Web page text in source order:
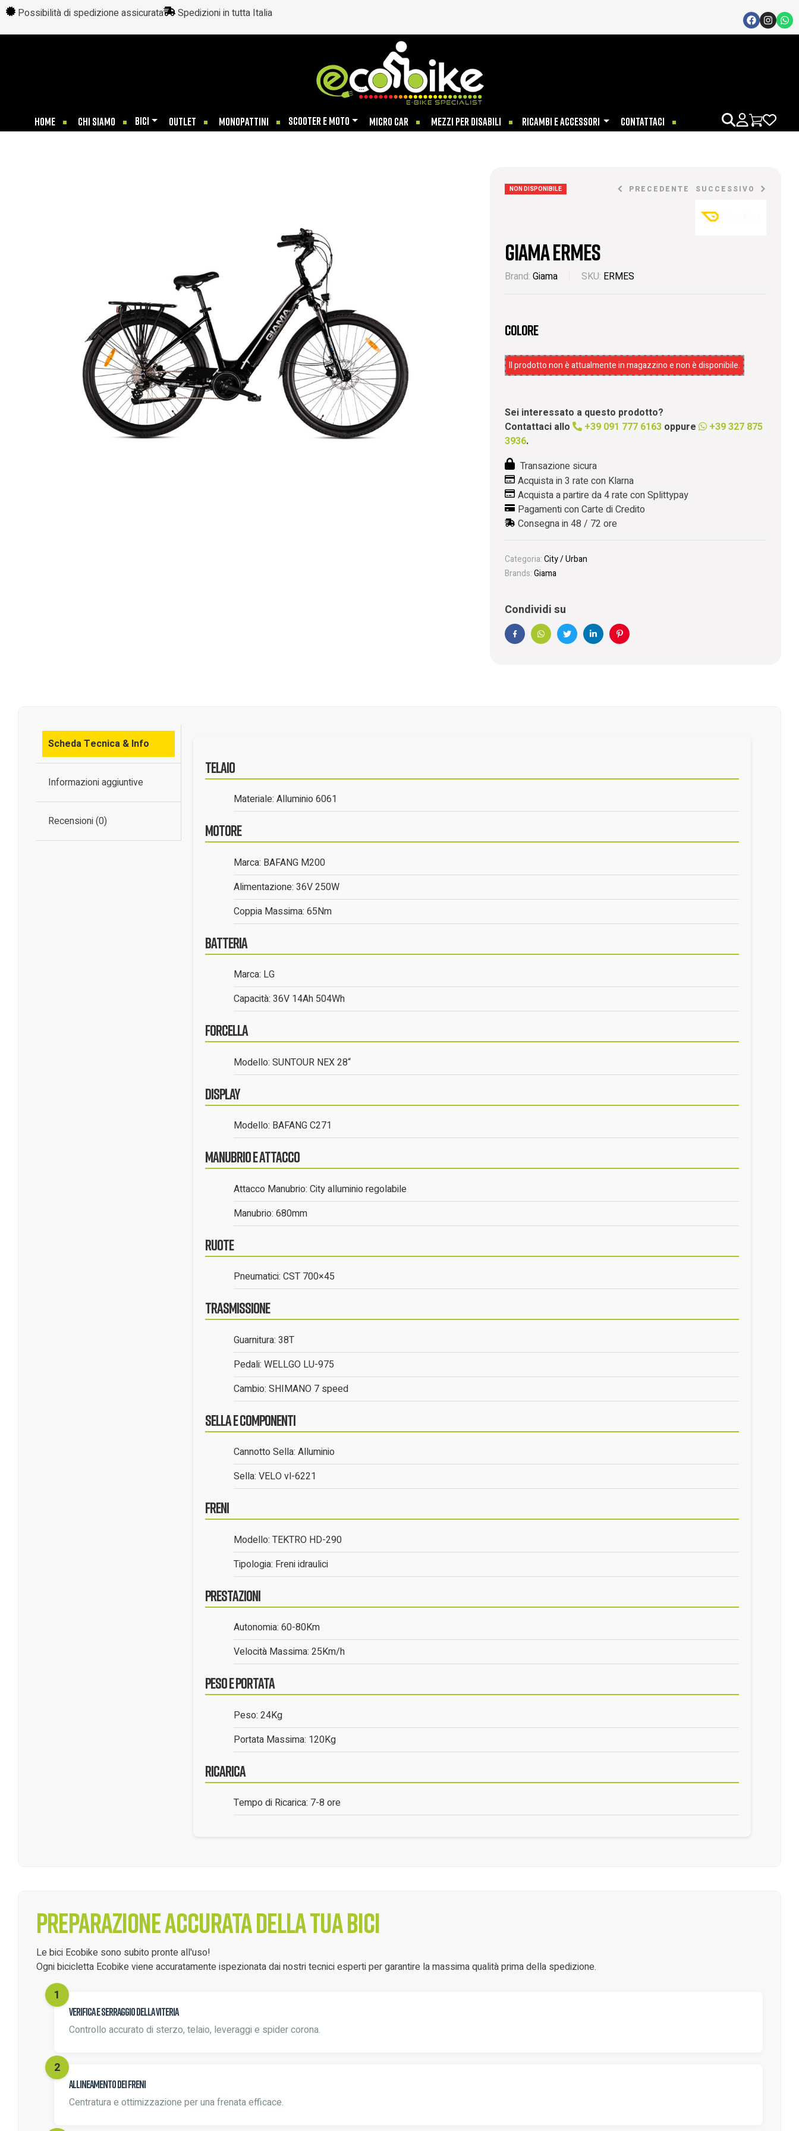
Possibilità di spedizione assicurata Spedizioni in tutta Italia
HOME CHI SIAMO BICI OUTLET MONOPATTINI SCOOTER E MOTO MICRO CAR MEZZI PER DISABILI RICAMBI E ACCESSORI CONTATTACI
NON DISPONIBILE PRECEDENTE SUCCESSIVO
Giama Ermes
Brand: Giama SKU: ERMES
Colore
Il prodotto non è attualmente in magazzino e non è disponibile.
Sei interessato a questo prodotto?
Contattaci allo
+39 091 777 6163 oppure
+39 327 875
3936.
Transazione sicura
Acquista in 3 rate con Klarna
Acquista a partire da 4 rate con Splittypay
Pagamenti con Carte di Credito
Consegna in 48 / 72 ore
Categoria:City / Urban
Brands:Giama
Condividi su
FacebookWhatsAppTwitterLinkedinPinterest
Scheda Tecnica & Info
Informazioni aggiuntive
Recensioni (0)
Telaio
Materiale: Alluminio 6061
Motore
Marca: BAFANG M200
Alimentazione: 36V 250W
Coppia Massima: 65Nm
Batteria
Marca: LG
Capacità: 36V 14Ah 504Wh
Forcella
Modello: SUNTOUR NEX 28“
Display
Modello: BAFANG C271
Manubrio e Attacco
Attacco Manubrio: City alluminio regolabile
Manubrio: 680mm
Ruote
Pneumatici: CST 700×45
Trasmissione
Guarnitura: 38T
Pedali: WELLGO LU-975
Cambio: SHIMANO 7 speed
Sella e Componenti
Cannotto Sella: Alluminio
Sella: VELO vl-6221
Freni
Modello: TEKTRO HD-290
Tipologia: Freni idraulici
Prestazioni
Autonomia: 60-80Km
Velocità Massima: 25Km/h
Peso e Portata
Peso: 24Kg
Portata Massima: 120Kg
Ricarica
Tempo di Ricarica: 7-8 ore
Preparazione accurata della tua bici
Le bici Ecobike sono subito pronte all'uso!
Ogni bicicletta Ecobike viene accuratamente ispezionata dai nostri tecnici esperti per garantire la massima qualità prima della spedizione.
Verifica e serraggio della viteria
Controllo accurato di sterzo, telaio, leveraggi e spider corona.
Allineamento dei freni
Centratura e ottimizzazione per una frenata efficace.